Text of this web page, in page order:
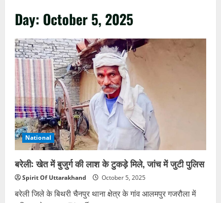
Day: October 5, 2025
National
बरेली: खेत में बुजुर्ग की लाश के टुकड़े मिले, जांच में जुटी पुलिस
Spirit Of Uttarakhand October 5, 2025
बरेली जिले के बिथरी चैनपुर थाना क्षेत्र के गांव आलमपुर गजरौला में